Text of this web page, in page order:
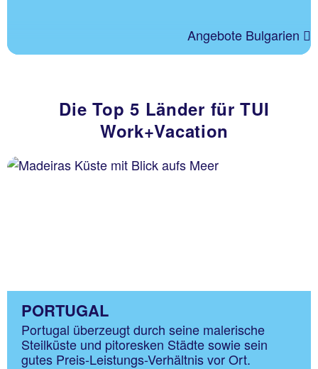
Angebote Bulgarien
Die Top 5 Länder für TUI
Work+Vacation
PORTUGAL
Portugal überzeugt durch seine malerische
Steilküste und pitoresken Städte sowie sein
gutes Preis-Leistungs-Verhältnis vor Ort.